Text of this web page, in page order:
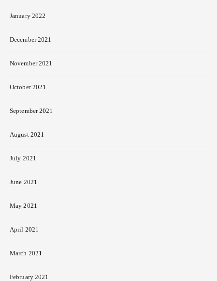
January 2022
December 2021
November 2021
October 2021
September 2021
August 2021
July 2021
June 2021
May 2021
April 2021
March 2021
February 2021